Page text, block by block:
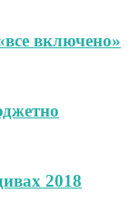
включено»
2018